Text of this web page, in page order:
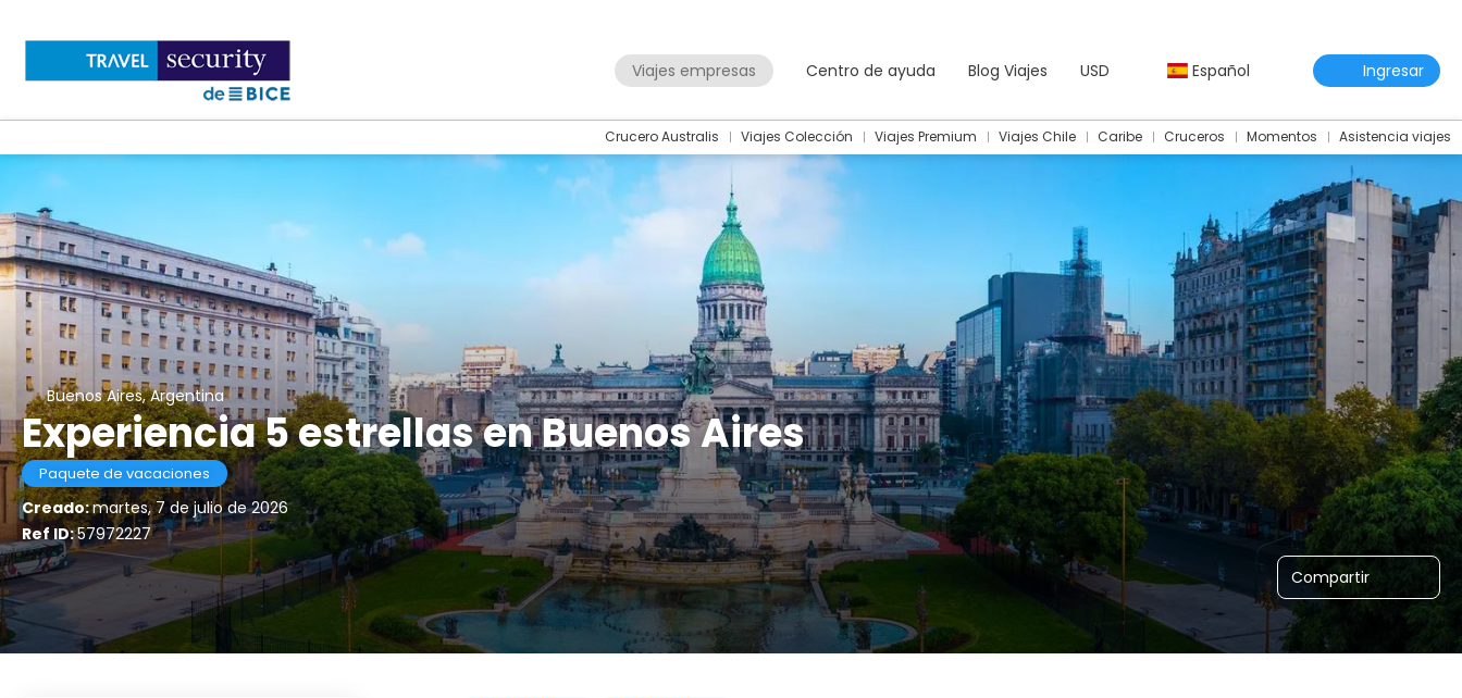
Viajes empresas Centro de ayuda Blog Viajes USD Español Ingresar
Crucero Australis Viajes Colección Viajes Premium Viajes Chile Caribe Cruceros Momentos Asistencia viajes
Buenos Aires, Argentina
Experiencia 5 estrellas en Buenos Aires
Paquete de vacaciones
Creado:martes, 7 de julio de 2026
Ref ID:57972227
Compartir